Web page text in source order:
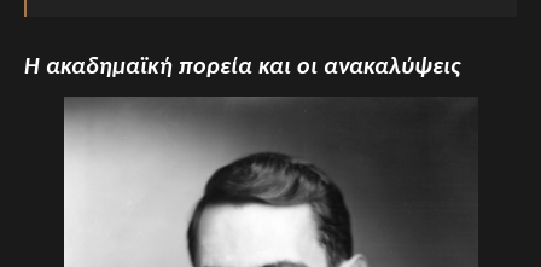
Η ακαδημαϊκή πορεία και οι ανακαλύψεις